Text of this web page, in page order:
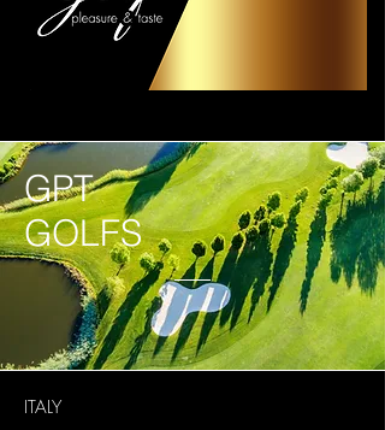
GPT
GOLFS
ITALY